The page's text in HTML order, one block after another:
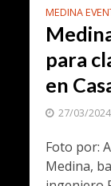
MEDINA
para
en
27/03/2024
Foto por:
Medina,